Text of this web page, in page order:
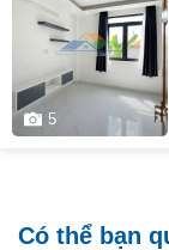
5
Có thể bạn